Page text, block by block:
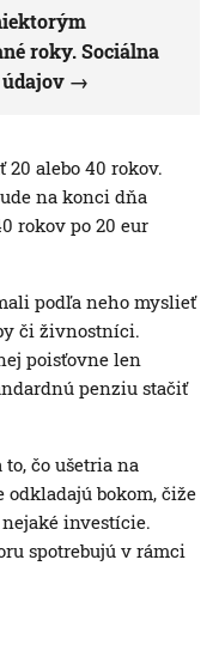
roky. Sociálna
20 alebo 40 rokov.
na konci dňa
rokov po 20 eur
podľa neho myslieť
či živnostníci.
poisťovne len
penziu stačiť
čo ušetria na
odkladajú bokom, čiže
investície.
spotrebujú v rámci